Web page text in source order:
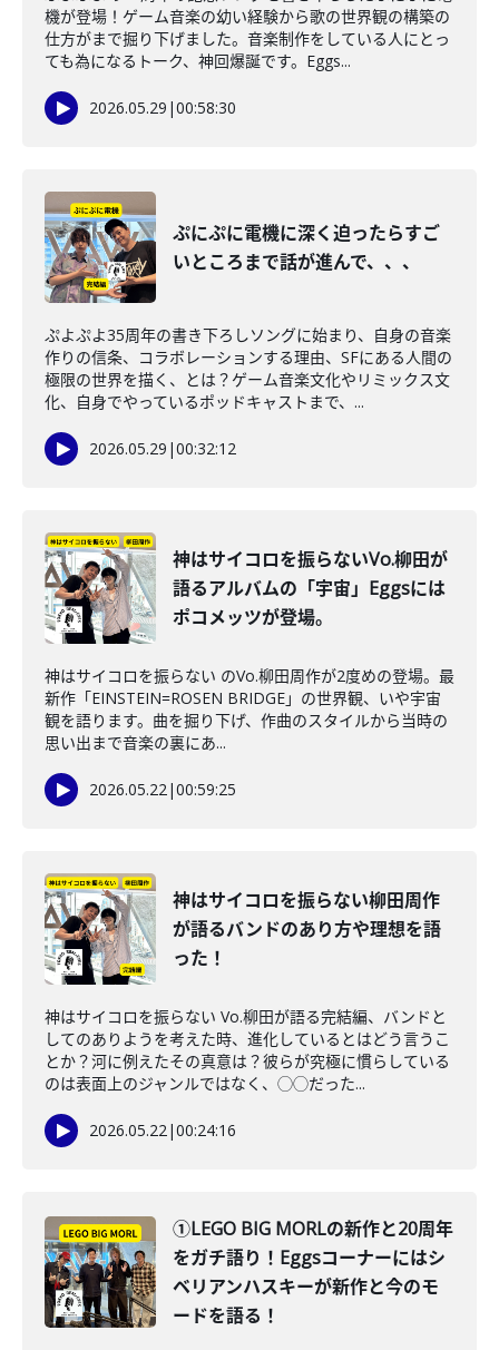
機が登場！ゲーム音楽の幼い経験から歌の世界観の構築の
仕方がまで掘り下げました。音楽制作をしている人にとっ
ても為になるトーク、神回爆誕です。Eggs...
2026.05.29 |00:58:30
ぷにぷに電機に深く迫ったらすご
いところまで話が進んで、、、
ぷよぷよ35周年の書き下ろしソングに始まり、自身の音楽
作りの信条、コラボレーションする理由、SFにある人間の
極限の世界を描く、とは？ゲーム音楽文化やリミックス文
化、自身でやっているポッドキャストまで、...
2026.05.29 |00:32:12
神はサイコロを振らないVo.柳田が
語るアルバムの「宇宙」Eggsには
ポコメッツが登場。
神はサイコロを振らない のVo.柳田周作が2度めの登場。最
新作「EINSTEIN=ROSEN BRIDGE」の世界観、いや宇宙
観を語ります。曲を掘り下げ、作曲のスタイルから当時の
思い出まで音楽の裏にあ...
2026.05.22|00:59:25
神はサイコロを振らない柳田周作
が語るバンドのあり方や理想を語
った！
神はサイコロを振らない Vo.柳田が語る完結編、バンドと
してのありようを考えた時、進化しているとはどう言うこ
とか？河に例えたその真意は？彼らが究極に慣らしている
のは表面上のジャンルではなく、◯◯だった...
2026.05.22|00:24:16
①LEGO BIG MORLの新作と20周年
をガチ語り！Eggsコーナーにはシ
ベリアンハスキーが新作と今のモ
ードを語る！